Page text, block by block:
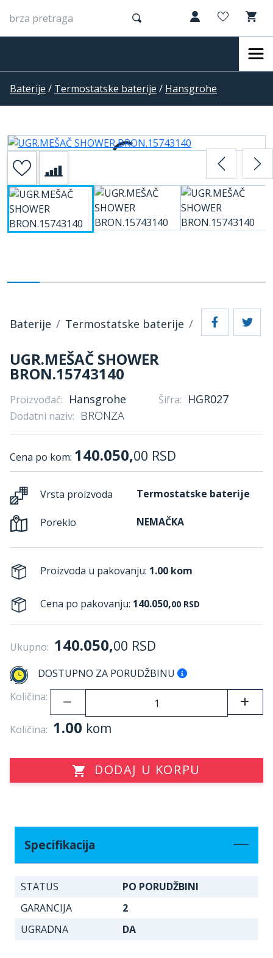
Baterije / Termostatske baterije / Hansgrohe
Baterije Termostatske baterije
UGR.MEŠAČ SHOWER
BRON.15743140
Proizvođač: Hansgrohe Šifra: HGR027
Dodatni naziv: BRONZA
Cena po kom: 140.050,00 RSD
Vrsta proizvoda Termostatske baterije
Poreklo NEMAČKA
Proizvoda u pakovanju: 1.00 kom
Cena po pakovanju: 140.050,00 RSD
Ukupno: 140.050,00 RSD
DOSTUPNO ZA PORUDŽBINU
Količina:
Količina: 1.00 kom
DODAJ U KORPU
Specifikacija
STATUS
PO PORUDŽBINI
GARANCIJA
2
UGRADNA
DA